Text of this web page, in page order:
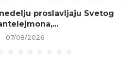
proslavljaju Svetog
07/08/2026